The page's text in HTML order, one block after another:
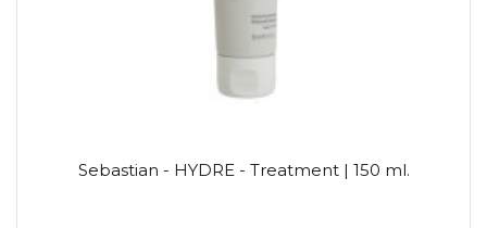
Sebastian - HYDRE - Treatment | 150 ml.